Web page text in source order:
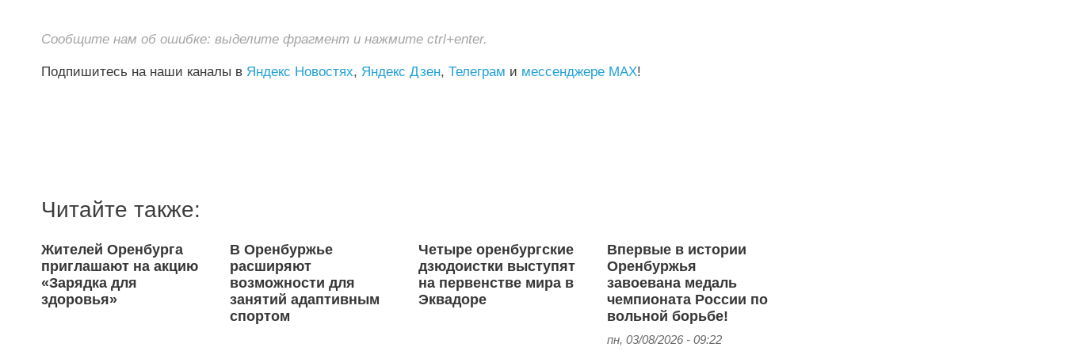
Сообщите нам об ошибке: выделите фрагмент и нажмите ctrl+enter.
Подпишитесь на наши каналы в Яндекс Новостях, Яндекс Дзен, Телеграм и мессенджере MAX!
Читайте также:
Жителей Оренбурга
приглашают на акцию
«Зарядка для
здоровья»
В Оренбуржье
расширяют
возможности для
занятий адаптивным
спортом
Четыре оренбургские
дзюдоистки выступят
на первенстве мира в
Эквадоре
Впервые в истории
Оренбуржья
завоевана медаль
чемпионата России по
вольной борьбе!
пн, 03/08/2026 - 09:22